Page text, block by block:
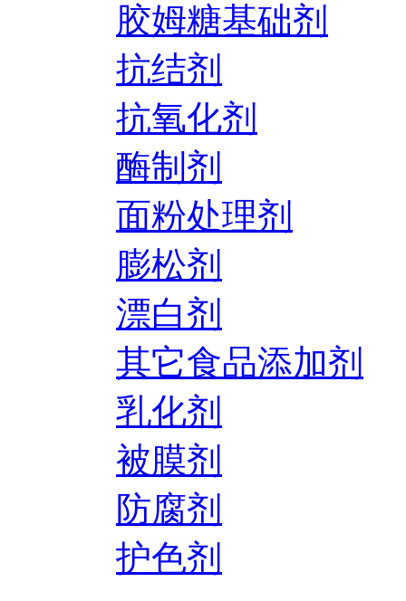
胶姆糖基础剂
抗结剂
抗氧化剂
酶制剂
面粉处理剂
膨松剂
漂白剂
其它食品添加剂
乳化剂
被膜剂
防腐剂
护色剂